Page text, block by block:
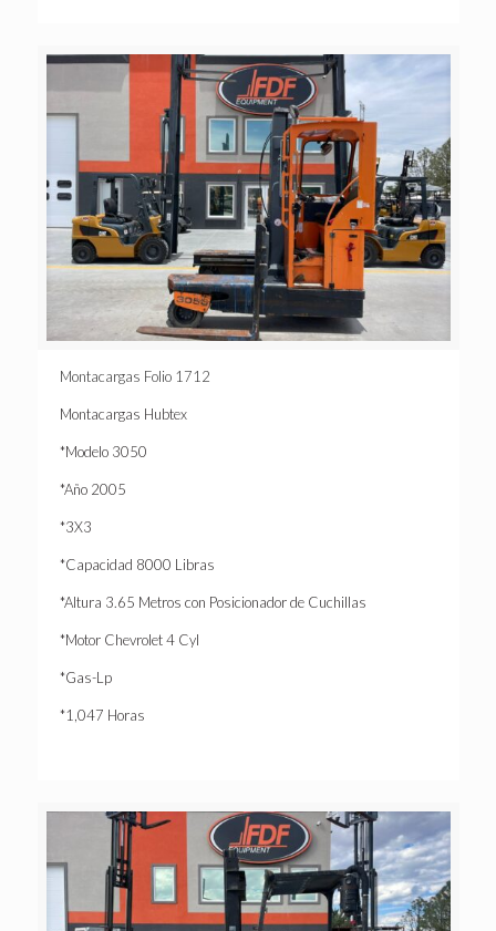
Montacargas Folio 1712
Montacargas Hubtex
*Modelo 3050
*Año 2005
*3X3
*Capacidad 8000 Libras
*Altura 3.65 Metros con Posicionador de Cuchillas
*Motor Chevrolet 4 Cyl
*Gas-Lp
*1,047 Horas